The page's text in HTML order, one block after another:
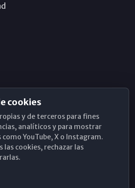
cookies
y de terceros para fines
analíticos y para mostrar
YouTube, X o Instagram.
las cookies, rechazar las